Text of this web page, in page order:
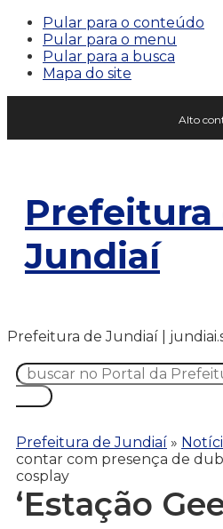
Pular para o conteúdo
Pular para o menu
Pular para a busca
Mapa do site
Alto
Prefeitura
Jundiaí
Prefeitura de Jundiaí |
Prefeitura de Jundiaí »
contar com presença de
cosplay
‘Estação